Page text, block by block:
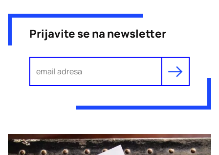
Prijavite se na newsletter